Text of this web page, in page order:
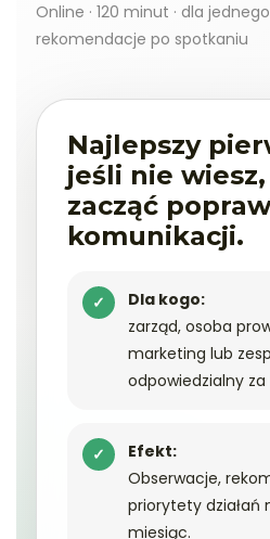
Online · 120 minut · dla
rekomendacje po spotkaniu
Najlepszy
jeśli nie
zacząć
komunikacji.
✓
Dla kogo:
zarząd, osoba
marketing lub
odpowiedzialny
✓
Efekt:
Obserwacje,
priorytety działań
miesiąc.